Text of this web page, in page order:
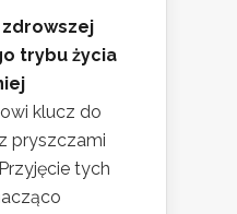
trybu życia
klucz do
pryszczami
tych